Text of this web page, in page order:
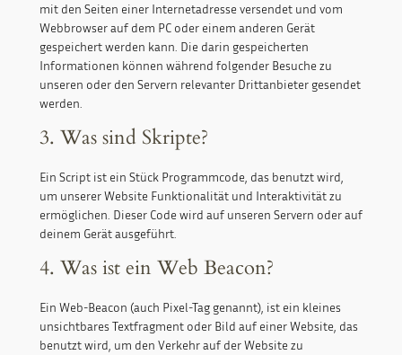
mit den Seiten einer Internetadresse versendet und vom
Webbrowser auf dem PC oder einem anderen Gerät
gespeichert werden kann. Die darin gespeicherten
Informationen können während folgender Besuche zu
unseren oder den Servern relevanter Drittanbieter gesendet
werden.
3. Was sind Skripte?
Ein Script ist ein Stück Programmcode, das benutzt wird,
um unserer Website Funktionalität und Interaktivität zu
ermöglichen. Dieser Code wird auf unseren Servern oder auf
deinem Gerät ausgeführt.
4. Was ist ein Web Beacon?
Ein Web-Beacon (auch Pixel-Tag genannt), ist ein kleines
unsichtbares Textfragment oder Bild auf einer Website, das
benutzt wird, um den Verkehr auf der Website zu